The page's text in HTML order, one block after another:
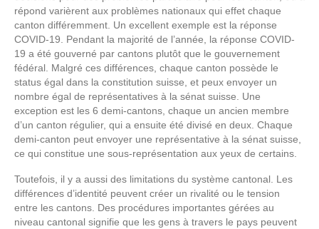
répond varièrent aux problèmes nationaux qui effet chaque
canton différemment. Un excellent exemple est la réponse
COVID-19. Pendant la majorité de l’année, la réponse COVID-
19 a été gouverné par cantons plutôt que le gouvernement
fédéral. Malgré ces différences, chaque canton possède le
status égal dans la constitution suisse, et peux envoyer un
nombre égal de représentatives à la sénat suisse. Une
exception est les 6 demi-cantons, chaque un ancien membre
d’un canton régulier, qui a ensuite été divisé en deux. Chaque
demi-canton peut envoyer une représentative à la sénat suisse,
ce qui constitue une sous-représentation aux yeux de certains.
Toutefois, il y a aussi des limitations du système cantonal. Les
différences d’identité peuvent créer un rivalité ou le tension
entre les cantons. Des procédures importantes gérées au
niveau cantonal signifie que les gens à travers le pays peuvent